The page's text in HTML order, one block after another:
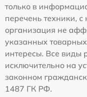
только в
перечень техники,
организация не
указанных
интересы. Все виды
исключительно на
законном
1487 ГК РФ.